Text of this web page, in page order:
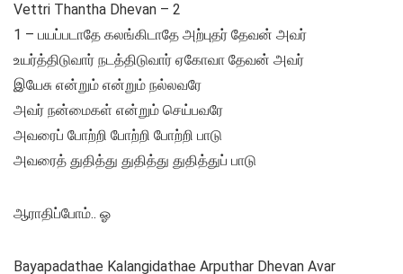
Vettri Thantha Dhevan – 2
1 – பயப்படாதே கலங்கிடாதே அற்புதர் தேவன் அவர்
உயர்த்திடுவார் நடத்திடுவார் ஏகோவா தேவன் அவர்
இயேசு என்றும் என்றும் நல்லவரே
அவர் நன்மைகள் என்றும் செய்பவரே
அவரைப் போற்றி போற்றி போற்றி பாடு
அவரைத் துதித்து துதித்து துதித்துப் பாடு
ஆராதிப்போம்.. ஓ
Bayapadathae Kalangidathae Arputhar Dhevan Avar